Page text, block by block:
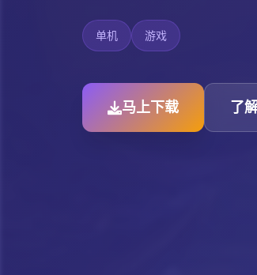
单机 游戏
马上下载 了